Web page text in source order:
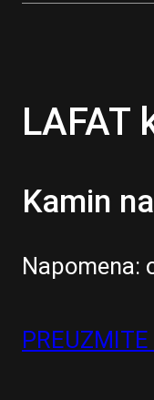
LAFAT
Kamin
Napomena:
PREUZMITE